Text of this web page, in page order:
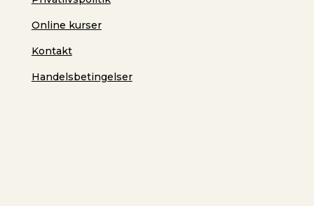
Online kurser
Kontakt
Handelsbetingelser